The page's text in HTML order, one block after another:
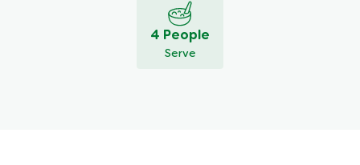
4 People
Serve